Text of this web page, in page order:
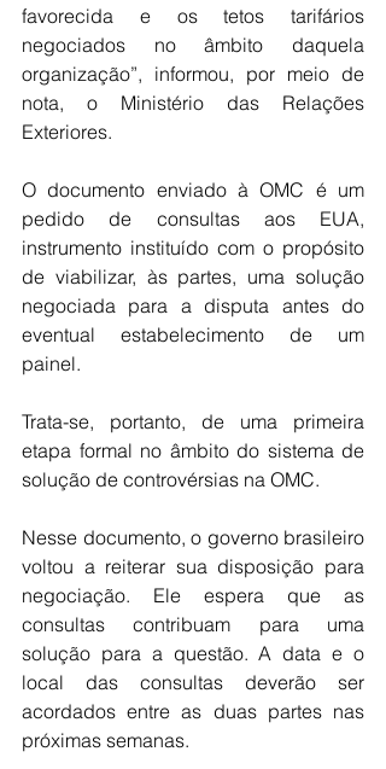
favorecida e os tetos tarifários
negociados no âmbito daquela
organização”, informou, por meio de
nota, o Ministério das Relações
Exteriores.
O documento enviado à OMC é um
pedido de consultas aos EUA,
instrumento instituído com o propósito
de viabilizar, às partes, uma solução
negociada para a disputa antes do
eventual estabelecimento de um
painel.
Trata-se, portanto, de uma primeira
etapa formal no âmbito do sistema de
solução de controvérsias na OMC.
Nesse documento, o governo brasileiro
voltou a reiterar sua disposição para
negociação. Ele espera que as
consultas contribuam para uma
solução para a questão. A data e o
local das consultas deverão ser
acordados entre as duas partes nas
próximas semanas.